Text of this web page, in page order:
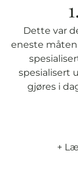
Dette var
eneste
spesialisert
gjøres i
+